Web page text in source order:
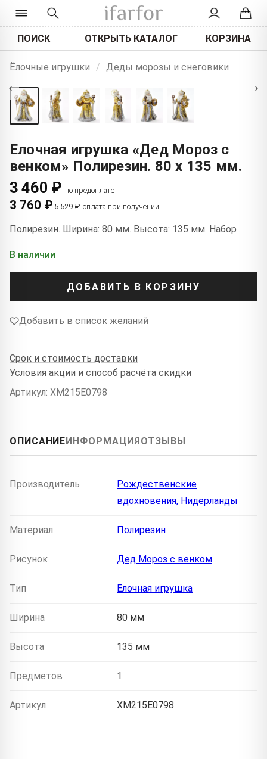
ПОИСК ОТКРЫТЬ КАТАЛОГ КОРЗИНА
Ёлочные игрушки / Деды морозы и снеговики
‹ ›
+
−
Елочная игрушка «Дед Мороз с
венком» Полирезин. 80 x 135 мм.
3 460 ₽ по предоплате
3 760 ₽ 5 529 ₽ оплата при получении
Полирезин. Ширина: 80 мм. Высота: 135 мм. Набор .
В наличии
ДОБАВИТЬ В КОРЗИНУ
Добавить в список желаний
Срок и стоимость доставки
Условия акции и способ расчёта скидки
Артикул: XM215E0798
ОПИСАНИЕ ИНФОРМАЦИЯ ОТЗЫВЫ
Производитель
Рождественские
вдохновения, Нидерланды
Материал Полирезин
Рисунок Дед Мороз с венком
Тип Елочная игрушка
Ширина 80 мм
Высота 135 мм
Предметов 1
Артикул XM215E0798